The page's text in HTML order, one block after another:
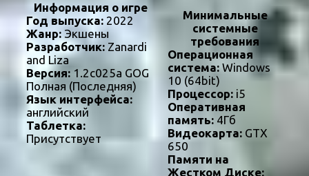
Информация о игре
Год выпуска: 2022
Жанр: Экшены
Разработчик: Zanardi
and Liza
Версия: 1.2c025a GOG
Полная (Последняя)
Язык интерфейса:
английский
Таблетка:
Присутствует
Минимальные
системные
требования
Операционная
система:Windows
10 (64bit)
Процессор:i5
Оперативная
память:4Гб
Видеокарта:GTX
650
Памяти на
Жестком Диске: